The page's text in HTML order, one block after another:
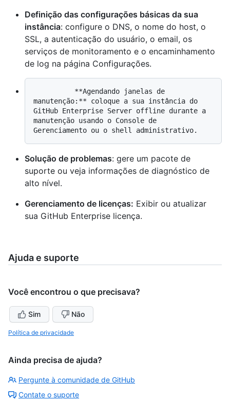
Definição das configurações básicas da sua
instância: configure o DNS, o nome do host, o
SSL, a autenticação do usuário, o email, os
serviços de monitoramento e o encaminhamento
de log na página Configurações.
manutenção:** coloque a sua instância do
GitHub Enterprise Server offline durante a
manutenção usando o Console de
Solução de problemas: gere um pacote de
suporte ou veja informações de diagnóstico de
alto nível.
Gerenciamento de licenças: Exibir ou atualizar
sua GitHub Enterprise licença.
Ajuda e suporte
Você encontrou o que precisava?
Sim Não
Política de privacidade
Ainda precisa de ajuda?
Pergunte à comunidade de GitHub
Contate o suporte